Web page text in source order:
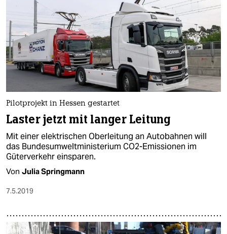
Pilotprojekt in Hessen gestartet
Laster jetzt mit langer Leitung
Mit einer elektrischen Oberleitung an Autobahnen will
das Bundesumweltministerium CO2-Emissionen im
Güterverkehr einsparen.
Von Julia Springmann
7.5.2019